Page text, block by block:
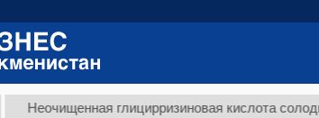
Неочищенная глицирризиновая кислота